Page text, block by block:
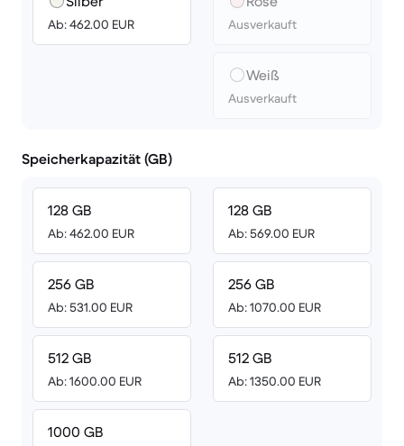
Ab: 462.00 EUR Ausverkauft
Weiß
Ausverkauft
Speicherkapazität (GB)
128 GB
Ab: 462.00 EUR
256 GB
Ab: 531.00 EUR
512 GB
Ab: 1600.00 EUR
1000 GB
128 GB
Ab: 569.00 EUR
256 GB
Ab: 1070.00 EUR
512 GB
Ab: 1350.00 EUR